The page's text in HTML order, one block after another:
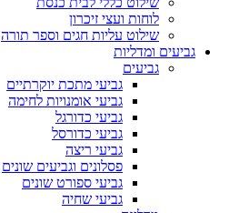
לוחות ועצי זיכרון
שילוט עליות חגים וספר תורה
גביעים ומדליות
גביעים
גביעי מתכת יוקרתיים
גביעי אומנויות לחימה
גביעי כדורגל
גביעי כדורסל
גביעי ריצה
פסלונים וגביעים שונים
גביעי ספורט שונים
גביעי שחיה